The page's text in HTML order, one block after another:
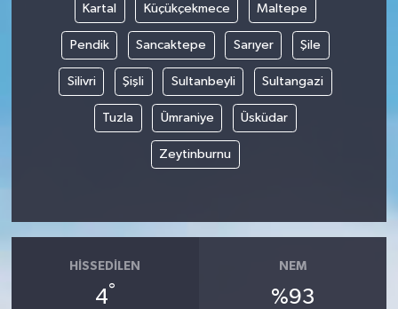
Kartal Küçükçekmece Maltepe
Pendik Sancaktepe Sarıyer Şile
Silivri Şişli Sultanbeyli Sultangazi
Tuzla Ümraniye Üsküdar
Zeytinburnu
HISSEDILEN
4°
NEM
%93